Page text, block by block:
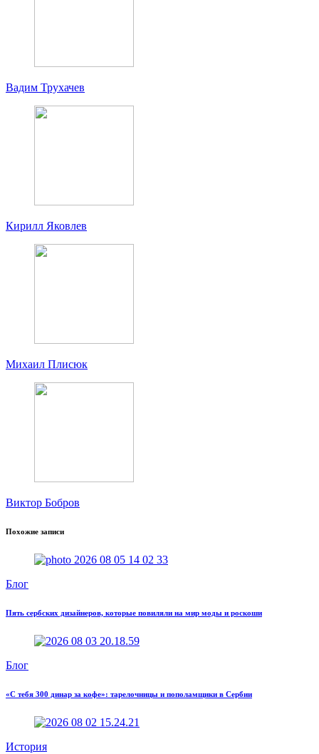
Вадим Трухачев
Кирилл Яковлев
Михаил Плисюк
Виктор Бобров
Похожие записи
Блог
Пять сербских дизайнеров, которые повиляли на мир моды и роскоши
Блог
«С тебя 300 динар за кофе»: тарелочницы и пополамщики в Сербии
История